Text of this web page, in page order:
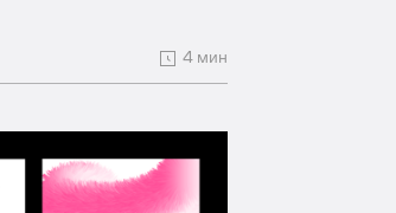
4 мин